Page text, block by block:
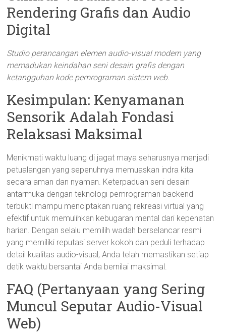
Rendering Grafis dan Audio
Digital
Studio perancangan elemen audio-visual modern yang
memadukan keindahan seni desain grafis dengan
ketangguhan kode pemrograman sistem web.
Kesimpulan: Kenyamanan
Sensorik Adalah Fondasi
Relaksasi Maksimal
Menikmati waktu luang di jagat maya seharusnya menjadi
petualangan yang sepenuhnya memuaskan indra kita
secara aman dan nyaman. Keterpaduan seni desain
antarmuka dengan teknologi pemrograman backend
terbukti mampu menciptakan ruang rekreasi virtual yang
efektif untuk memulihkan kebugaran mental dari kepenatan
harian. Dengan selalu memilih wadah berselancar resmi
yang memiliki reputasi server kokoh dan peduli terhadap
detail kualitas audio-visual, Anda telah memastikan setiap
detik waktu bersantai Anda bernilai maksimal.
FAQ (Pertanyaan yang Sering
Muncul Seputar Audio-Visual
Web)